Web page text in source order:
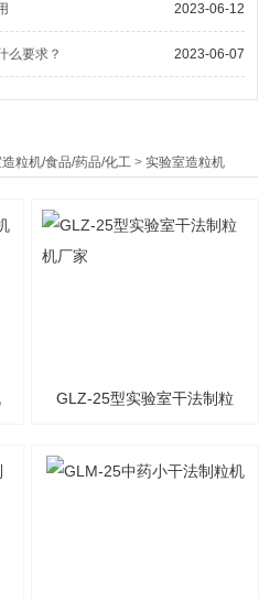
2023-06-12
么要求？ 2023-06-07
粒机/食品/药品/化工 >实验室造粒机
GLZ-25型实验室干法制粒